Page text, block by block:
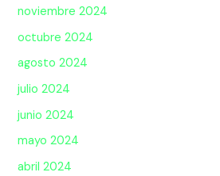
noviembre 2024
octubre 2024
agosto 2024
julio 2024
junio 2024
mayo 2024
abril 2024